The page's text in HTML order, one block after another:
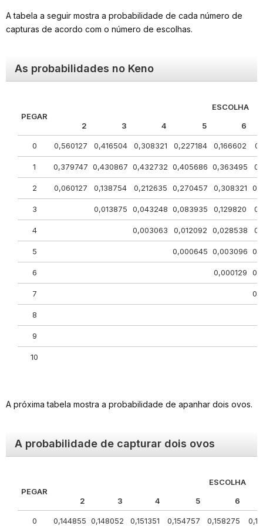
A tabela a seguir mostra a probabilidade de cada número de
capturas de acordo com o número de escolhas.
As probabilidades no Keno
PEGAR
ESCOLHA
2
3 4 5 6
0 0,560127 0,416504 0,308321 0,227184 0,166602
1 0,379747 0,430867 0,432732 0,405686 0,363495
2 0,060127 0,138754 0,212635 0,270457 0,308321
3 0,013875 0,043248 0,083935 0,129820
4 0,003063 0,012092 0,028538
5 0,000645 0,003096
6 0,000129
7
8
9
10
A próxima tabela mostra a probabilidade de apanhar dois ovos.
A probabilidade de capturar dois ovos
PEGAR
ESCOLHA
2
3 4 5 6
0 0,144855 0,148052 0,151351 0,154757 0,158275